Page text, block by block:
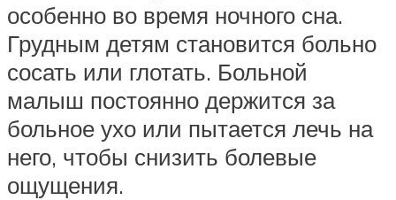
особенно во время ночного сна.
Грудным детям становится больно
сосать или глотать. Больной
малыш постоянно держится за
больное ухо или пытается лечь на
него, чтобы снизить болевые
ощущения.